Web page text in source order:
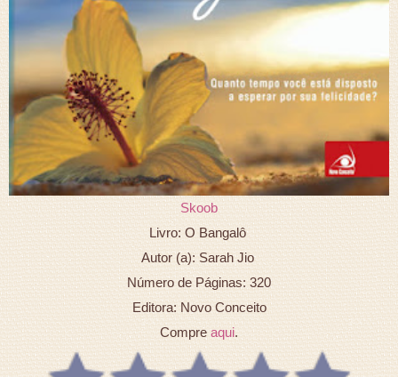
Skoob
Livro: O Bangalô
Autor (a): Sarah Jio
Número de Páginas: 320
Editora: Novo Conceito
Compre aqui.